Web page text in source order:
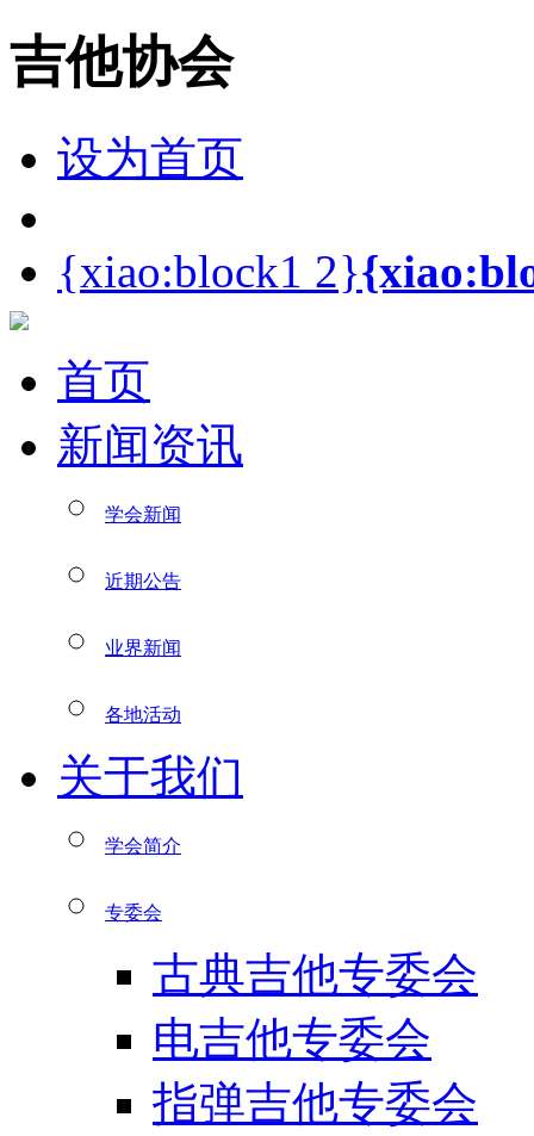
吉他协会
设为首页
{xiao:block1 2}
首页
新闻资讯
学会新闻
近期公告
业界新闻
各地活动
关于我们
学会简介
专委会
古典吉他专委会
电吉他专委会
指弹吉他专委会